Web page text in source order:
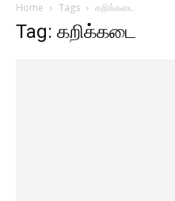
Home Tags கறிக்கடை
Tag: கறிக்கடை